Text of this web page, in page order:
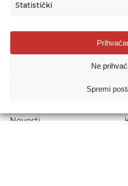
Statistički
Ne
Spremi
Agencija za odgoj i obrazovanje
Donje Svetice 38, 10000 Zagreb
1778129
Prenošenje sadržaja dopušteno
Novosti